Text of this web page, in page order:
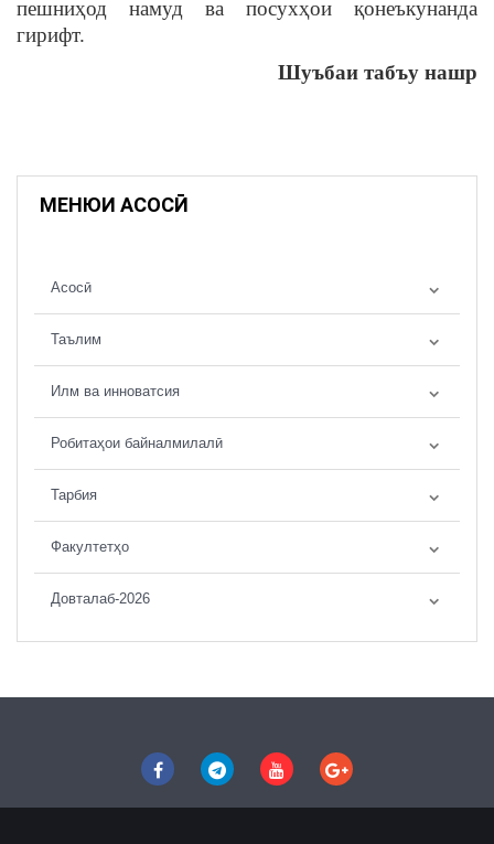
пешниҳод намуд ва посухҳои қонеъкунанда
гирифт.
Шуъбаи табъу нашр
МЕНЮИ АСОСӢ
Асосӣ
Таълим
Илм ва инноватсия
Робитаҳои байналмилалӣ
Тарбия
Факултетҳо
Довталаб-2026